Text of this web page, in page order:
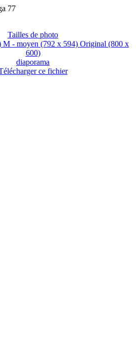
77
Tailles de photo
M - moyen (792 x 594) Original (800 x
600)
diaporama
ce fichier